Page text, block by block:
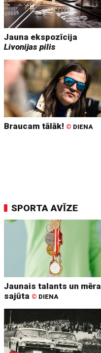
Jauna ekspozīcija
Livonijas pilis
Braucam tālāk! © DIENA
SPORTA AVĪZE
Jaunais talants un mēra
sajūta © DIENA